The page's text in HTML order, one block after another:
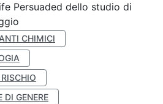
Persuaded dello studio di
CHIMICI
DI GENERE